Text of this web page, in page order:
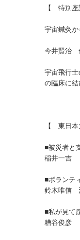
【 特別
宇宙鍼灸か
今井賢治
宇宙飛行
の臨床に結
【 東日本
■被災者と
稲井一吉
■ボランテ
鈴木唯信
■私が見て
糟谷俊彦